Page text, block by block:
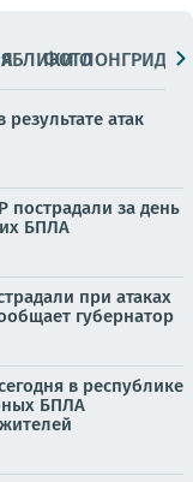
ФОТОЛОНГРИДЫ
атак
за день
БПЛА
при атаках
губернатор
в республике
БПЛА